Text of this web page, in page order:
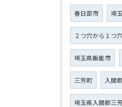
春日部市 埼
２つ穴から１つ穴
埼玉県飯能市
三芳町 入間
埼玉県入間郡三